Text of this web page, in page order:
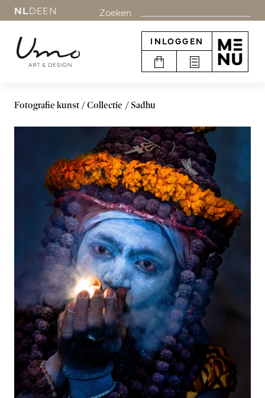
NLDEEN Zoeken
INLOGGEN
Fotografie kunst Collectie Sadhu